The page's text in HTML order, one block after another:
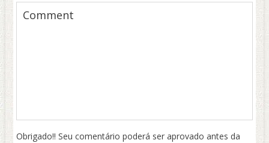
Obrigado!! Seu comentário poderá ser aprovado antes da